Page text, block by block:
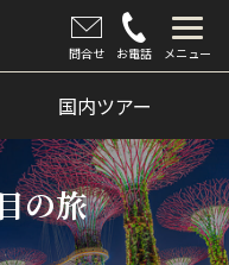
問合せ お電話 メニュー
国内ツアー
の旅